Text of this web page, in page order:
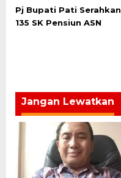
Pj Bupati Pati Serahkan
135 SK Pensiun ASN
Jangan Lewatkan